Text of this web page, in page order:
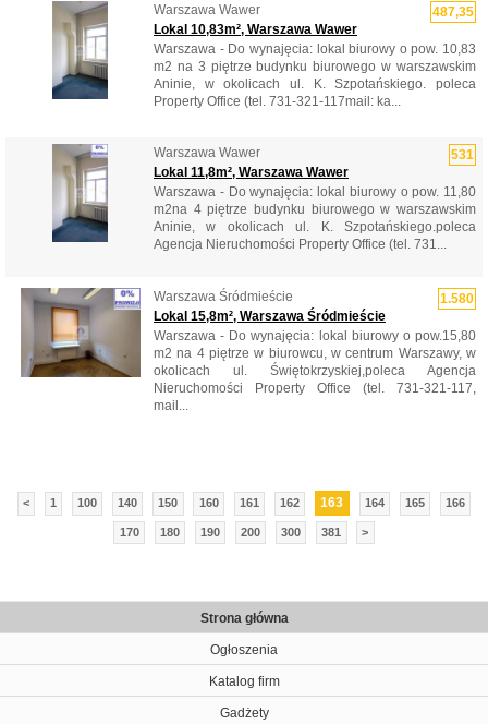
487,35
Warszawa Wawer
Lokal 10,83m², Warszawa Wawer
Warszawa - Do wynajęcia: lokal biurowy o pow. 10,83
m2 na 3 piętrze budynku biurowego w warszawskim
Aninie, w okolicach ul. K. Szpotańskiego. poleca
Property Office (tel. 731-321-117mail: ka...
531
Warszawa Wawer
Lokal 11,8m², Warszawa Wawer
Warszawa - Do wynajęcia: lokal biurowy o pow. 11,80
m2na 4 piętrze budynku biurowego w warszawskim
Aninie, w okolicach ul. K. Szpotańskiego.poleca
Agencja Nieruchomości Property Office (tel. 731...
1.580
Warszawa Śródmieście
Lokal 15,8m², Warszawa Śródmieście
Warszawa - Do wynajęcia: lokal biurowy o pow.15,80
m2 na 4 piętrze w biurowcu, w centrum Warszawy, w
okolicach ul. Świętokrzyskiej,poleca Agencja
Nieruchomości Property Office (tel. 731-321-117,
mail...
< 1 100 140 150 160 161 162 163 164 165 166
170 180 190 200 300 381 >
Strona główna
Ogłoszenia
Katalog firm
Gadżety